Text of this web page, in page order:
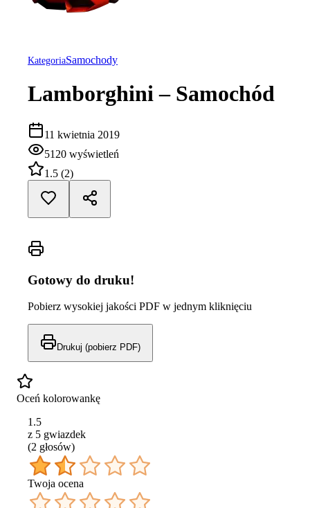
KategoriaSamochody
Lamborghini – Samochód
11 kwietnia 2019
5120 wyświetleń
1.5 (2)
Gotowy do druku!
Pobierz wysokiej jakości PDF w jednym kliknięciu
Drukuj (pobierz PDF)
Oceń kolorowankę
1.5
z 5 gwiazdek
(2 głosów)
Twoja ocena